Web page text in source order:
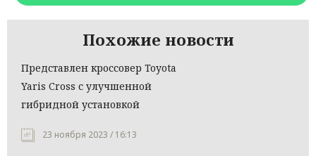
Похожие новости
Представлен кроссовер Toyota
Yaris Cross с улучшенной
гибридной установкой
23 ноября 2023 / 16:13